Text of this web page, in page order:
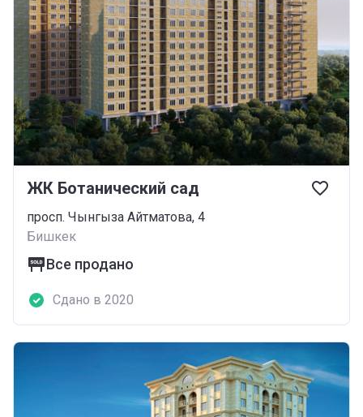
ЖК Ботанический сад
просп. Чынгыза Айтматова, 4
Бишкек
Все продано
Сдано в 2020